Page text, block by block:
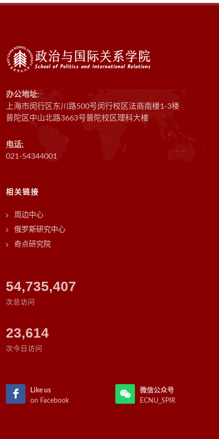
办公地址:
上海市闵行区东川路500号闵行校区法商南楼1-3楼
普陀区中山北路3663号普陀校区理科大楼
电话:
021-54344001
相关链接
周边中心
俄罗斯研究中心
奇点研究院
63,028,643
次总访问
23,614
次今日访问
Like us
on Facebook
微信公众号
ECNU_SPIR